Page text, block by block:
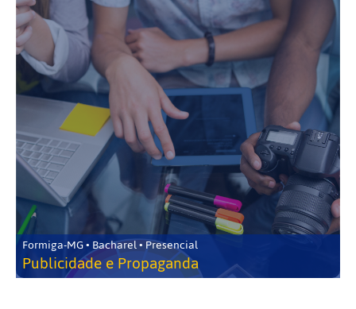
Formiga-MG • Bacharel • Presencial
Publicidade e Propaganda